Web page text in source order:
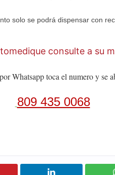
solo se podrá dispensar con
consulte a su
Whatsapp toca el numero y se
809 435 0068